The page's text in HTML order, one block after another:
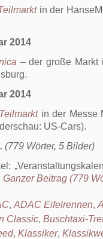
in der
2014
– der große Markt
2014
in der Messe
US-Cars).
(779 Wörter, 5 Bilder)
Ganzer Beitrag (779
, ADAC Eifelrennen,
Classic, Buschtaxi-
, Klassiker,